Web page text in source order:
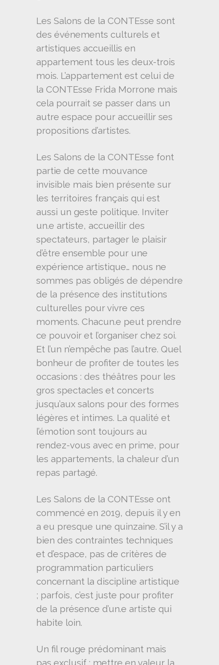
Les Salons de la CONTEsse sont
des événements culturels et
artistiques accueillis en
appartement tous les deux-trois
mois. L’appartement est celui de
la CONTEsse Frida Morrone mais
cela pourrait se passer dans un
autre espace pour accueillir ses
propositions d’artistes.
Les Salons de la CONTEsse font
partie de cette mouvance
invisible mais bien présente sur
les territoires français qui est
aussi un geste politique. Inviter
un.e artiste, accueillir des
spectateurs, partager le plaisir
d’être ensemble pour une
expérience artistique… nous ne
sommes pas obligés de dépendre
de la présence des institutions
culturelles pour vivre ces
moments. Chacun.e peut prendre
ce pouvoir et l’organiser chez soi.
Et l’un n’empêche pas l’autre. Quel
bonheur de profiter de toutes les
occasions : des théâtres pour les
gros spectacles et concerts
jusqu’aux salons pour des formes
légères et intimes. La qualité et
l’émotion sont toujours au
rendez-vous avec en prime, pour
les appartements, la chaleur d’un
repas partagé.
Les Salons de la CONTEsse ont
commencé en 2019, depuis il y en
a eu presque une quinzaine. S’il y a
bien des contraintes techniques
et d’espace, pas de critères de
programmation particuliers
concernant la discipline artistique
; parfois, c’est juste pour profiter
de la présence d’un.e artiste qui
habite loin.
Un fil rouge prédominant mais
pas exclusif : mettre en valeur la